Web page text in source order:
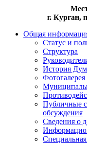
г. Курган,
Общая
Статус и
Структура
История
Фотогалерея
Публичные
обсуждения
Сведения о